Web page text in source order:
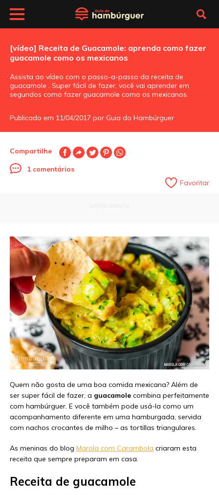
[vídeo] Receita de Guacamole: aprenda como fazer
guacamole como os mexicanos
Assista ao vídeo com o passo-a-passo da receita de
guacamole . Super fácil de fazer, você vai aprender em
segundos como fazer guacamole como os mexicanos.
Publicado em 11/04/2017 por Guia do Hambúrguer
Compartilhe
1 comentários
Favoritar
Quem não gosta de uma boa comida mexicana? Além de
ser super fácil de fazer, a guacamole combina perfeitamente
com hambúrguer. E você também pode usá-la como um
acompanhamento diferente em uma hamburgada, servida
com nachos crocantes de milho – as tortillas triangulares.
As meninas do blog Marola com Carambola criaram esta
receita que sempre preparam em casa.
Receita de guacamole